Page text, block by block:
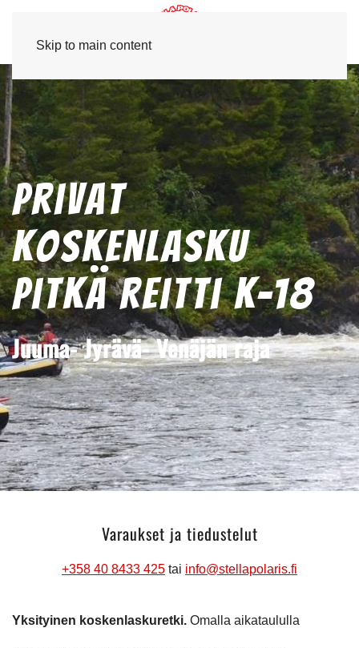
Skip to main content
Privat
Koskenlasku
Pitkä Reitti K-18
Juuma- Jyrävä- Venäjän raja
Varaukset ja tiedustelut
+358 40 8433 425 tai info@stellapolaris.fi
Yksityinen koskenlaskuretki. Omalla aikataululla